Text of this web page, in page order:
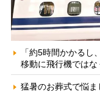
「約5時間かかる
移動に飛行機では
猛暑のお葬式で悩